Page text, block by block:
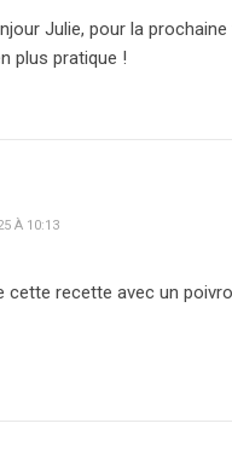
Julie, pour la
plus pratique !
À 10:13
cette recette avec un